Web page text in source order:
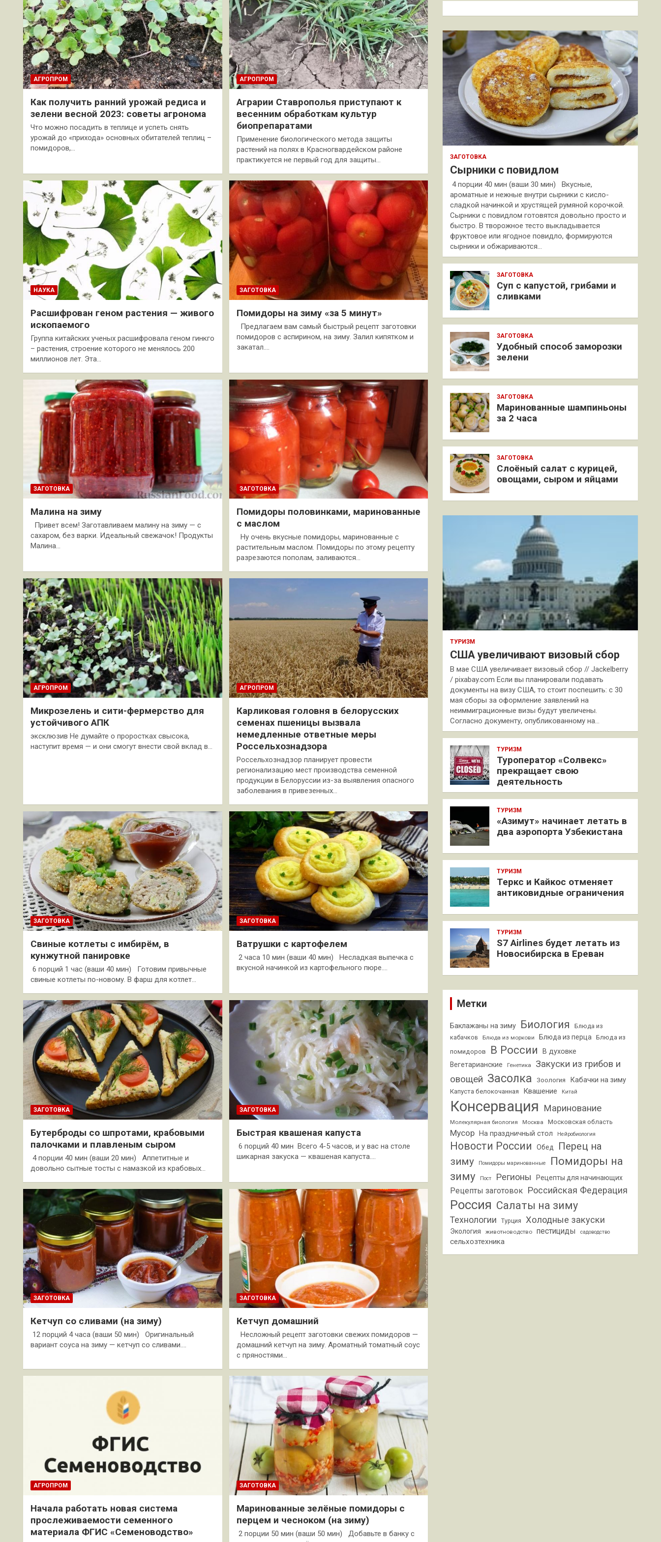
АГРОПРОМ
Как получить ранний урожай редиса и
зелени весной 2023: советы агронома
Что можно посадить в теплице и успеть снять
урожай до «прихода» основных обитателей теплиц –
помидоров,…
АГРОПРОМ
Аграрии Ставрополья приступают к
весенним обработкам культур
биопрепаратами
Применение биологического метода защиты
растений на полях в Красногвардейском районе
практикуется не первый год для защиты…
НАУКА
Расшифрован геном растения — живого
ископаемого
Группа китайских ученых расшифровала геном гинкго
– растения, строение которого не менялось 200
миллионов лет. Эта…
ЗАГОТОВКА
Помидоры на зиму «за 5 минут»
Предлагаем вам самый быстрый рецепт заготовки
помидоров с аспирином, на зиму. Залил кипятком и
закатал.…
ЗАГОТОВКА
Малина на зиму
Привет всем! Заготавливаем малину на зиму — с
сахаром, без варки. Идеальный свежачок! Продукты
Малина…
ЗАГОТОВКА
Помидоры половинками, маринованные
с маслом
Ну очень вкусные помидоры, маринованные с
растительным маслом. Помидоры по этому рецепту
разрезаются пополам, заливаются…
АГРОПРОМ
Микрозелень и сити-фермерство для
устойчивого АПК
эксклюзив Не думайте о проростках свысока,
наступит время — и они смогут внести свой вклад в…
АГРОПРОМ
Карликовая головня в белорусских
семенах пшеницы вызвала
немедленные ответные меры
Россельхознадзора
Россельхознадзор планирует провести
регионализацию мест производства семенной
продукции в Белоруссии из-за выявления опасного
заболевания в привезенных…
ЗАГОТОВКА
Свиные котлеты с имбирём, в
кунжутной панировке
6 порций 1 час (ваши 40 мин) Готовим привычные
свиные котлеты по-новому. В фарш для котлет…
ЗАГОТОВКА
Ватрушки с картофелем
2 часа 10 мин (ваши 40 мин) Несладкая выпечка с
вкусной начинкой из картофельного пюре.…
ЗАГОТОВКА
Бутерброды со шпротами, крабовыми
палочками и плавленым сыром
4 порции 40 мин (ваши 20 мин) Аппетитные и
довольно сытные тосты с намазкой из крабовых…
ЗАГОТОВКА
Быстрая квашеная капуста
6 порций 40 мин Всего 4-5 часов, и у вас на столе
шикарная закуска — квашеная капуста.…
ЗАГОТОВКА
Кетчуп со сливами (на зиму)
12 порций 4 часа (ваши 50 мин) Оригинальный
вариант соуса на зиму — кетчуп со сливами.…
ЗАГОТОВКА
Кетчуп домашний
Несложный рецепт заготовки свежих помидоров —
домашний кетчуп на зиму. Ароматный томатный соус
с пряностями…
АГРОПРОМ
Начала работать новая система
прослеживаемости семенного
материала ФГИС «Семеноводство»
ЗАГОТОВКА
Маринованные зелёные помидоры с
перцем и чесноком (на зиму)
2 порции 50 мин (ваши 50 мин) Добавьте в банку с
к
ЗАГОТОВКА
Сырники с повидлом
4 порции 40 мин (ваши 30 мин) Вкусные,
ароматные и нежные внутри сырники с кисло-
сладкой начинкой и хрустящей румяной корочкой.
Сырники с повидлом готовятся довольно просто и
быстро. В творожное тесто выкладывается
фруктовое или ягодное повидло, формируются
сырники и обжариваются…
ЗАГОТОВКА
Суп с капустой, грибами и
сливками
ЗАГОТОВКА
Удобный способ заморозки
зелени
ЗАГОТОВКА
Маринованные шампиньоны
за 2 часа
ЗАГОТОВКА
Слоёный салат с курицей,
овощами, сыром и яйцами
ТУРИЗМ
США увеличивают визовый сбор
В мае США увеличивает визовый сбор // Jackelberry
/ pixabay.com Если вы планировали подавать
документы на визу США, то стоит поспешить: с 30
мая сборы за оформление заявлений на
неиммиграционные визы будут увеличены.
Согласно документу, опубликованному на…
ТУРИЗМ
Туроператор «Солвекс»
прекращает свою
деятельность
ТУРИЗМ
«Азимут» начинает летать в
два аэропорта Узбекистана
ТУРИЗМ
Теркс и Кайкос отменяет
антиковидные ограничения
ТУРИЗМ
S7 Airlines будет летать из
Новосибирска в Ереван
Метки
Баклажаны на зиму Биология
Блюда из
кабачков
Блюда из моркови Блюда из перца
Блюда из
помидоров
В России В духовке
Вегетарианские Генетика
Закуски из грибов и
овощей Засолка Зоология Кабачки на зиму
Капуста белокочанная Квашение Китай
Консервация Маринование
Молекулярная биология Москва Московская область
Мусор На праздничный стол Нейробиология
Новости России Обед
Перец на
зиму
Помидоры маринованные
Помидоры на
зиму
Пост Регионы Рецепты для начинающих
Рецепты заготовок Российская Федерация
Россия Салаты на зиму
Технологии Турция Холодные закуски
Экология животноводство пестициды садоводство
сельхозтехника